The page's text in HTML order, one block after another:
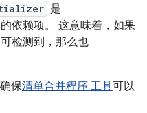
是
的依赖项。 这意味着，如果
可检测到，那么也
保清单合并程序 工具可以